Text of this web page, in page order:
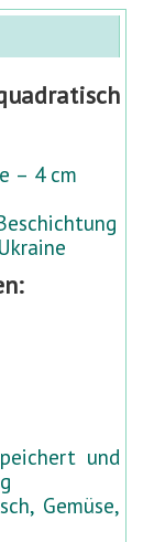
– 4 cm
und
Gemüse,